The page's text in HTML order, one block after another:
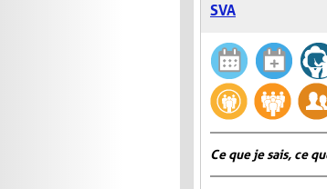
SVA
Ce que je sais, ce